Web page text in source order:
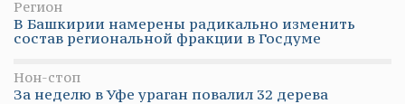
Регион
В Башкирии намерены радикально изменить
состав региональной фракции в Госдуме
Нон-стоп
За неделю в Уфе ураган повалил 32 дерева